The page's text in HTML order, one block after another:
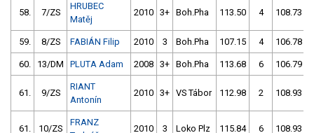
58. 7/ZS
HRUBEC
Matěj
2010 3+ Boh.Pha 113.50 4 108.73
59. 8/ZS FABIÁN Filip 2010 3 Boh.Pha 107.15 4 106.78
60. 13/DM PLUTA Adam 2008 3+ Boh.Pha 113.68 6 106.79
61. 9/ZS
RIANT
Antonín
2010 3+ VS Tábor 112.98 2 108.93
61. 10/ZS
FRANZ
2010 3 Loko Plz 115.84 6 108.93